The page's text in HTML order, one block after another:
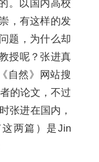
。以国内高校
，有这样的发
题，为什么却
授呢？张进真
自然》网站搜
的论文，不过
张进在国内，
两篇）是Jin